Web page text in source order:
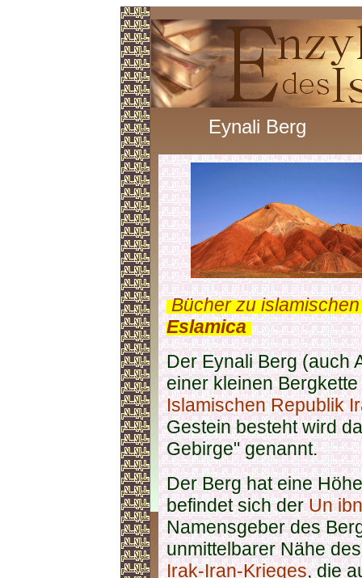
Eynali Berg
.Bücher zu
Eslamica.
Der Eynali Berg (auch
einer kleinen
Islamischen Republik
Gestein besteht wird
Gebirge" genannt.
Der Berg hat eine
befindet sich derUn
Namensgeber des
unmittelbarer Nähe
Irak-Iran-Krieges, die